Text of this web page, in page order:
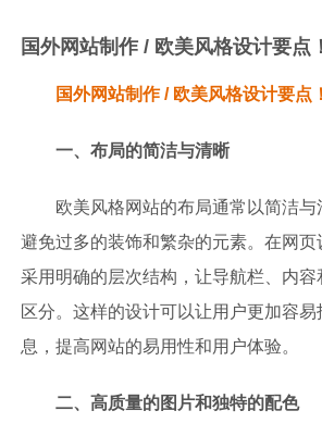
国外网站制作 / 欧美风格设计要点！
国外网站制作 / 欧美风格设计要点！
一、布局的简洁与清晰
欧美风格网站的布局通常以简洁
避免过多的装饰和繁杂的元素。在网页
采用明确的层次结构，让导航栏、内容
区分。这样的设计可以让用户更加容
息，提高网站的易用性和用户体验。
二、高质量的图片和独特的配色